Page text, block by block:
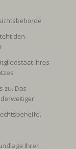
den
ihres
zu. Das
Ihrer